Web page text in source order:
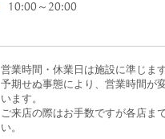
送料無料
10:00～20:00
営業時間・休業日は施設に準じます
予期せぬ事態により、営業時間が
います。
ご来店の際はお手数ですが各店ま
い。